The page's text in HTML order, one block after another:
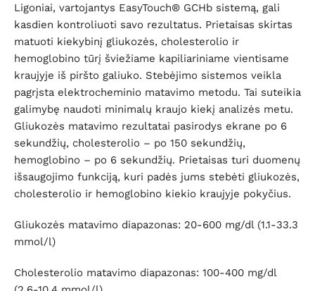
Ligoniai, vartojantys EasyTouch® GCHb sistemą, gali
kasdien kontroliuoti savo rezultatus. Prietaisas skirtas
matuoti kiekybinį gliukozės, cholesterolio ir
hemoglobino tūrį šviežiame kapiliariniame vientisame
kraujyje iš piršto galiuko. Stebėjimo sistemos veikla
pagrįsta elektrocheminio matavimo metodu. Tai suteikia
galimybę naudoti minimalų kraujo kiekį analizės metu.
Gliukozės matavimo rezultatai pasirodys ekrane po 6
sekundžių, cholesterolio – po 150 sekundžių,
hemoglobino – po 6 sekundžių. Prietaisas turi duomenų
išsaugojimo funkciją, kuri padės jums stebėti gliukozės,
cholesterolio ir hemoglobino kiekio kraujyje pokyčius.
Gliukozės matavimo diapazonas: 20-600 mg/dl (1.1-33.3
mmol/l)
Cholesterolio matavimo diapazonas: 100-400 mg/dl